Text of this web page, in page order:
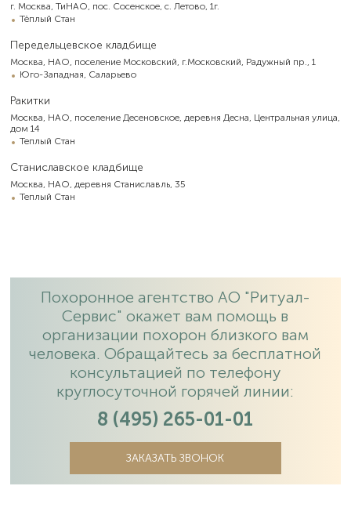
г. Москва, ТиНАО, пос. Сосенское, с. Летово, 1г.
Тёплый Стан
Передельцевское кладбище
Москва, НАО, поселение Московский, г.Московский, Радужный пр., 1
Юго-Западная, Саларьево
Ракитки
Москва, НАО, поселение Десеновское, деревня Десна, Центральная улица,
дом 14
Теплый Стан
Станиславское кладбище
Москва, НАО, деревня Станиславль, 35
Теплый Стан
Похоронное агентство АО "Ритуал-
Сервис" окажет вам помощь в
организации похорон близкого вам
человека. Обращайтесь за бесплатной
консультацией по телефону
круглосуточной горячей линии:
8 (495) 265-01-01
ЗАКАЗАТЬ ЗВОНОК